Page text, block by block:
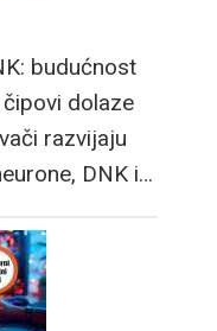
budućnost
dolaze
razvijaju
DNK i…